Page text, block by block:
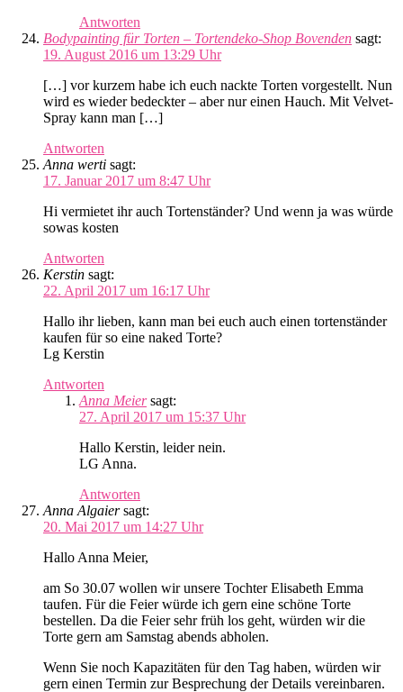
Antworten
Bodypainting für Torten – Tortendeko-Shop Bovenden sagt:
19. August 2016 um 13:29 Uhr
[…] vor kurzem habe ich euch nackte Torten vorgestellt. Nun
wird es wieder bedeckter – aber nur einen Hauch. Mit Velvet-
Spray kann man […]
Antworten
Anna werti sagt:
17. Januar 2017 um 8:47 Uhr
Hi vermietet ihr auch Tortenständer? Und wenn ja was würde
sowas kosten
Antworten
Kerstin sagt:
22. April 2017 um 16:17 Uhr
Hallo ihr lieben, kann man bei euch auch einen tortenständer
kaufen für so eine naked Torte?
Lg Kerstin
Antworten
Anna Meier sagt:
27. April 2017 um 15:37 Uhr
Hallo Kerstin, leider nein.
LG Anna.
Antworten
Anna Algaier sagt:
20. Mai 2017 um 14:27 Uhr
Hallo Anna Meier,
am So 30.07 wollen wir unsere Tochter Elisabeth Emma
taufen. Für die Feier würde ich gern eine schöne Torte
bestellen. Da die Feier sehr früh los geht, würden wir die
Torte gern am Samstag abends abholen.
Wenn Sie noch Kapazitäten für den Tag haben, würden wir
gern einen Termin zur Besprechung der Details vereinbaren.